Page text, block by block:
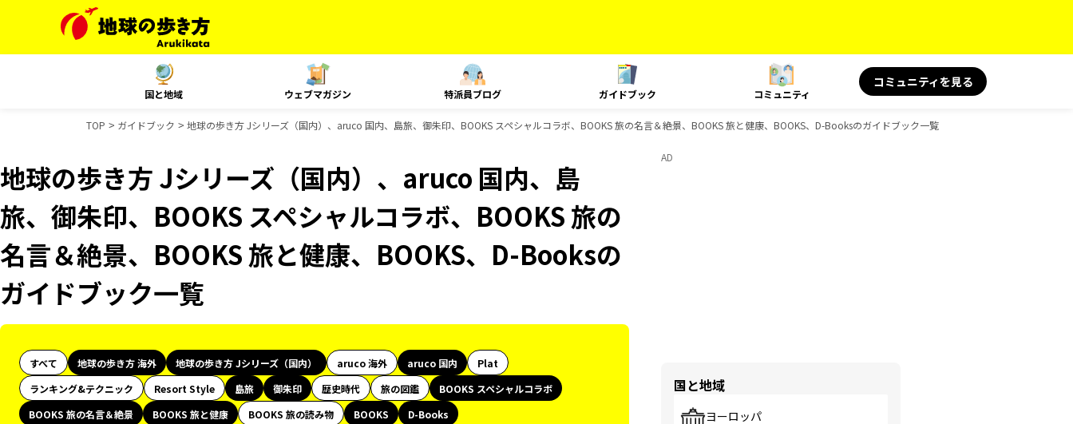
国と地域 ウェブマガジン 特派員ブログ ガイドブック コミュニティ
コミュニティを見る
TOP ガイドブック 地球の歩き方 Jシリーズ（国内）、aruco 国内、島旅、御朱印、BOOKS スペシャルコラボ、BOOKS 旅の名言＆絶景、BOOKS 旅と健康、BOOKS、D-Booksのガイドブック一覧
地球の歩き方 Jシリーズ（国内）、aruco 国内、島
旅、御朱印、BOOKS スペシャルコラボ、BOOKS 旅の
名言＆絶景、BOOKS 旅と健康、BOOKS、D-Booksの
ガイドブック一覧
すべて 地球の歩き方 海外 地球の歩き方 Jシリーズ（国内） aruco 海外 aruco 国内
Plat
ランキング&テクニック
Resort Style 島旅 御朱印 歴史時代 旅の図鑑
BOOKS スペシャルコラボ
BOOKS 旅の名言＆絶景
BOOKS 旅と健康 BOOKS 旅の読み物 BOOKS
D-Books
AD
国と地域
ヨーロッパ